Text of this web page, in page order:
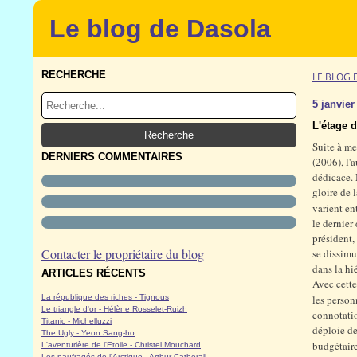
Le blog de Dasola
RECHERCHE
DERNIERS COMMENTAIRES
Contacter le propriétaire du blog
ARTICLES RÉCENTS
La république des riches - Tignous
Le triangle d'or - Hélène Rosselet-Ruizh
Titanic - Michelluzzi
The Ugly - Yeon Sang-ho
L'aventurière de l'Etoile - Christel Mouchard
LE BLOG
5 janvier
L'étage
Suite à
(2006),
dédicace.
gloire de
varient
le dernier
se
dans la
Avec
les
déploie